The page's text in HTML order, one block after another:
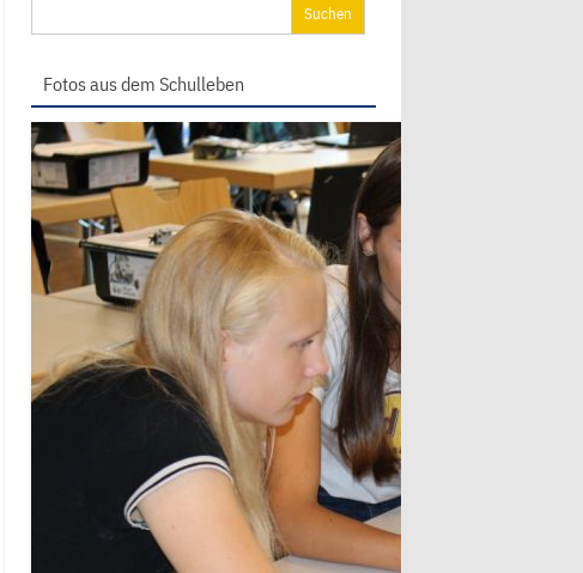
nach:
Fotos aus dem Schulleben